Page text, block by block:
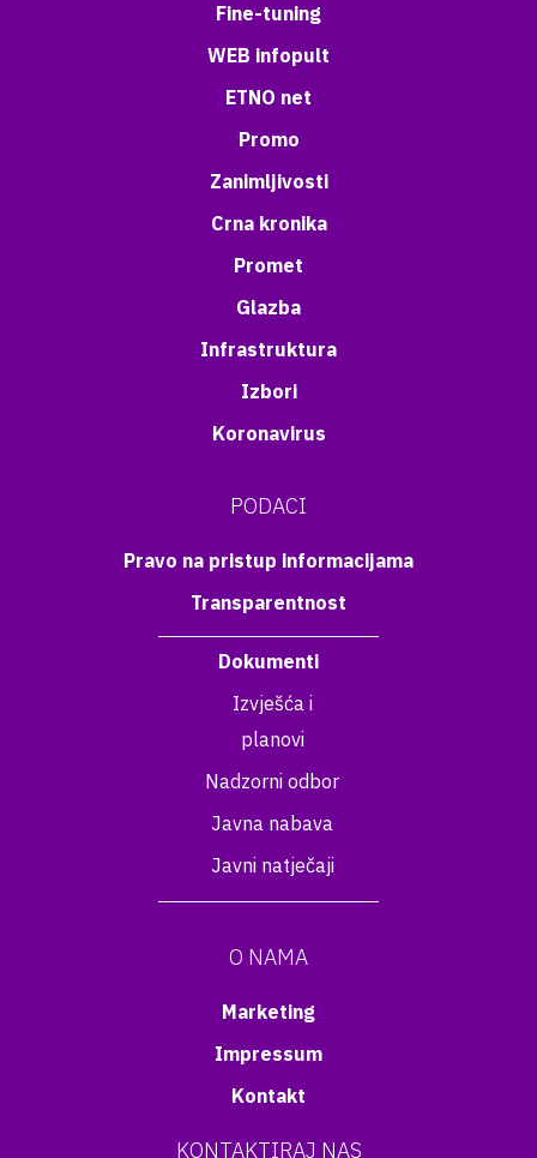
Fine-tuning
WEB infopult
ETNO net
Promo
Zanimljivosti
Crna kronika
Promet
Glazba
Infrastruktura
Izbori
Koronavirus
PODACI
Pravo na pristup informacijama
Transparentnost
Dokumenti
Izvješća i
planovi
Nadzorni odbor
Javna nabava
Javni natječaji
O NAMA
Marketing
Impressum
Kontakt
KONTAKTIRAJ NAS